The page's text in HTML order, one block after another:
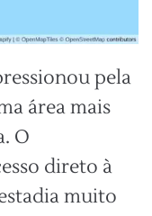
pela
área mais
O
direto à
muito